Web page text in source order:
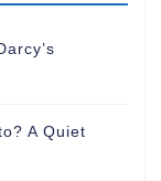
A Quiet